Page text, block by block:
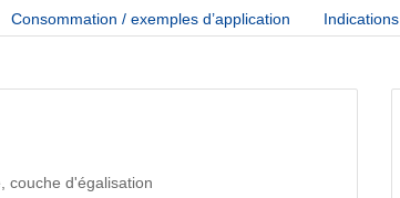
Consommation / exemples d’application Indications
couche d'égalisation